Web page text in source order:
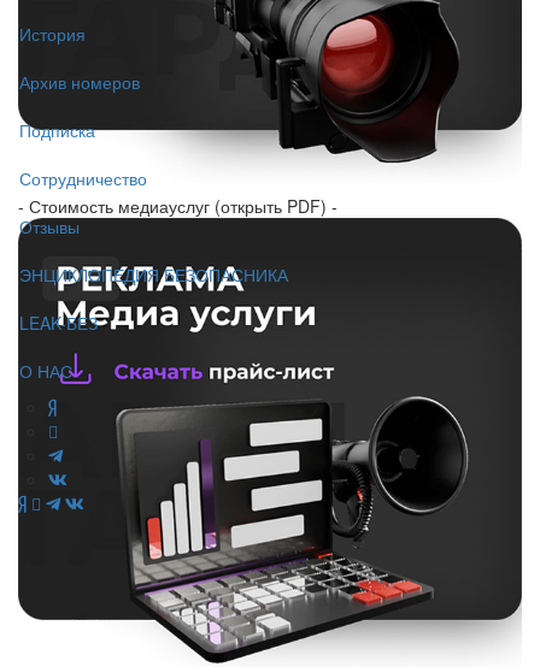
История
Архив номеров
Подписка
Сотрудничество
Отзывы
ЭНЦИКЛОПЕДИЯ БЕЗОПАСНИКА
LEAK-БЕЗ
О НАС
- Стоимость медиауслуг (открыть PDF) -